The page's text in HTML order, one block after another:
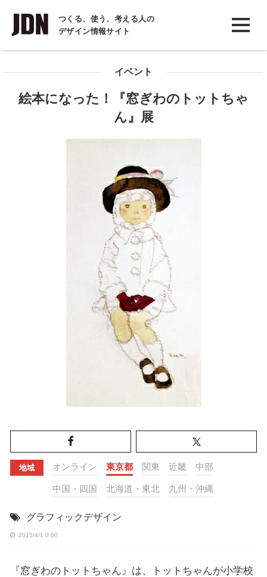
つくる、使う、考える人の
デザイン情報サイト
INTERVIEW
インタビュー
イベント
絵本になった！『窓ぎわのトットちゃ
ん』展
地域 オンライン 東京都 関東 近畿 中部
中国・四国 北海道・東北 九州・沖縄
グラフィックデザイン
2015/4/1 0:00
『窓ぎわのトットちゃん』は、トットちゃんが小学校